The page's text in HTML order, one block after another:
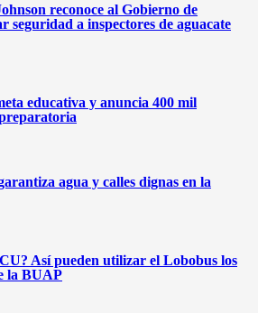
reconoce al Gobierno de
seguridad a inspectores de aguacate
educativa y anuncia 400 mil
agua y calles dignas en la
Así pueden utilizar el Lobobus los
la BUAP